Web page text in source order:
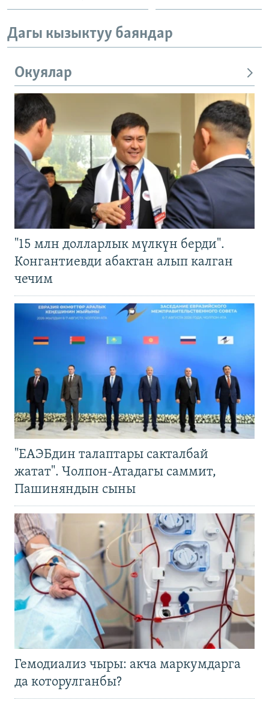
Дагы кызыктуу баяндар
Окуялар
"15 млн долларлык мүлкүн берди".
Конгантиевди абактан алып калган
чечим
"ЕАЭБдин талаптары сакталбай
жатат". Чолпон-Атадагы саммит,
Пашиняндын сыны
Гемодиализ чыры: акча маркумдарга
да которулганбы?